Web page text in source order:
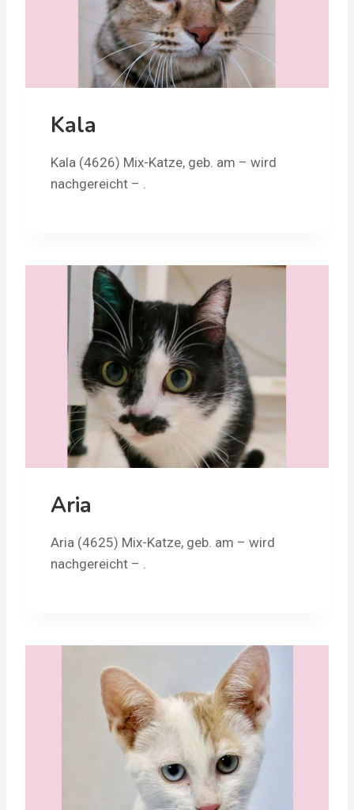
Kala
Kala (4626) Mix-Katze, geb. am – wird
nachgereicht – .
Aria
Aria (4625) Mix-Katze, geb. am – wird
nachgereicht – .